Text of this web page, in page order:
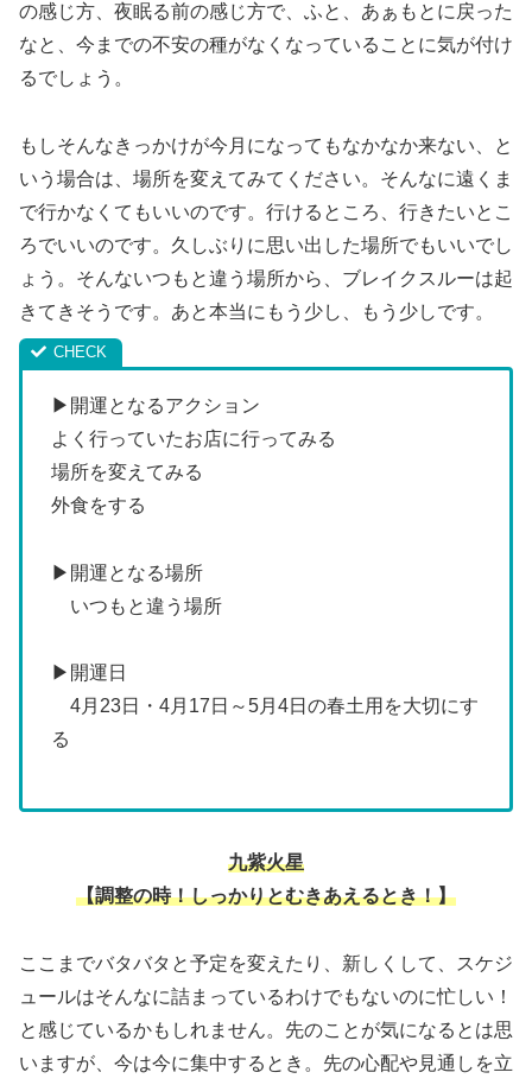
の感じ方、夜眠る前の感じ方で、ふと、あぁもとに戻った
なと、今までの不安の種がなくなっていることに気が付け
るでしょう。
もしそんなきっかけが今月になってもなかなか来ない、と
いう場合は、場所を変えてみてください。そんなに遠くま
で行かなくてもいいのです。行けるところ、行きたいとこ
ろでいいのです。久しぶりに思い出した場所でもいいでし
ょう。そんないつもと違う場所から、ブレイクスルーは起
きてきそうです。あと本当にもう少し、もう少しです。
▶開運となるアクション
よく行っていたお店に行ってみる
場所を変えてみる
外食をする
▶開運となる場所
いつもと違う場所
▶開運日
4月23日・4月17日～5月4日の春土用を大切にす
る
九紫火星
【調整の時！しっかりとむきあえるとき！】
ここまでバタバタと予定を変えたり、新しくして、スケジ
ュールはそんなに詰まっているわけでもないのに忙しい！
と感じているかもしれません。先のことが気になるとは思
いますが、今は今に集中するとき。先の心配や見通しを立